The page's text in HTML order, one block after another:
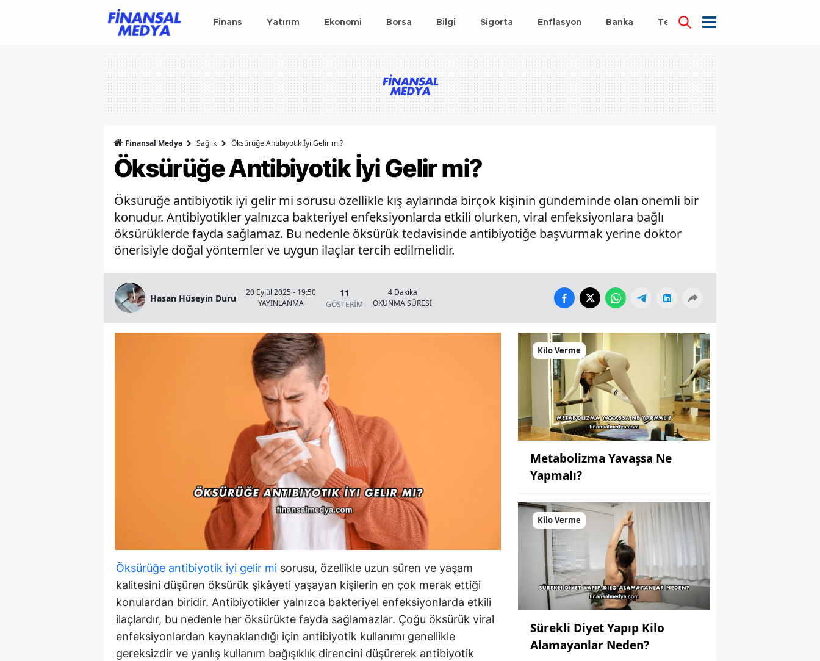
Finans Yatırım Ekonomi Borsa Bilgi Sigorta Enflasyon Banka Teknoloji
Finansal Medya Sağlık Öksürüğe Antibiyotik İyi Gelir mi?
Öksürüğe Antibiyotik İyi Gelir mi?
Öksürüğe antibiyotik iyi gelir mi sorusu özellikle kış aylarında birçok kişinin gündeminde olan önemli bir
konudur. Antibiyotikler yalnızca bakteriyel enfeksiyonlarda etkili olurken, viral enfeksiyonlara bağlı
öksürüklerde fayda sağlamaz. Bu nedenle öksürük tedavisinde antibiyotiğe başvurmak yerine doktor
önerisiyle doğal yöntemler ve uygun ilaçlar tercih edilmelidir.
Hasan Hüseyin Duru
20 Eylül 2025 - 19:50
YAYINLANMA
11
GÖSTERİM
4 Dakika
OKUNMA SÜRESİ
Öksürüğe antibiyotik iyi gelir mi sorusu, özellikle uzun süren ve yaşam
kalitesini düşüren öksürük şikâyeti yaşayan kişilerin en çok merak ettiği
konulardan biridir. Antibiyotikler yalnızca bakteriyel enfeksiyonlarda etkili
ilaçlardır, bu nedenle her öksürükte fayda sağlamazlar. Çoğu öksürük viral
enfeksiyonlardan kaynaklandığı için antibiyotik kullanımı genellikle
gereksizdir ve yanlış kullanım bağışıklık direncini düşürerek antibiyotik
Kilo Verme
Metabolizma Yavaşsa Ne
Yapmalı?
Kilo Verme
Sürekli Diyet Yapıp Kilo
Alamayanlar Neden?